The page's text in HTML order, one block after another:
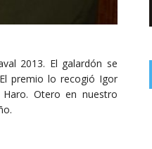
2013. El galardón se
premio lo recogió Igor
Otero en nuestro